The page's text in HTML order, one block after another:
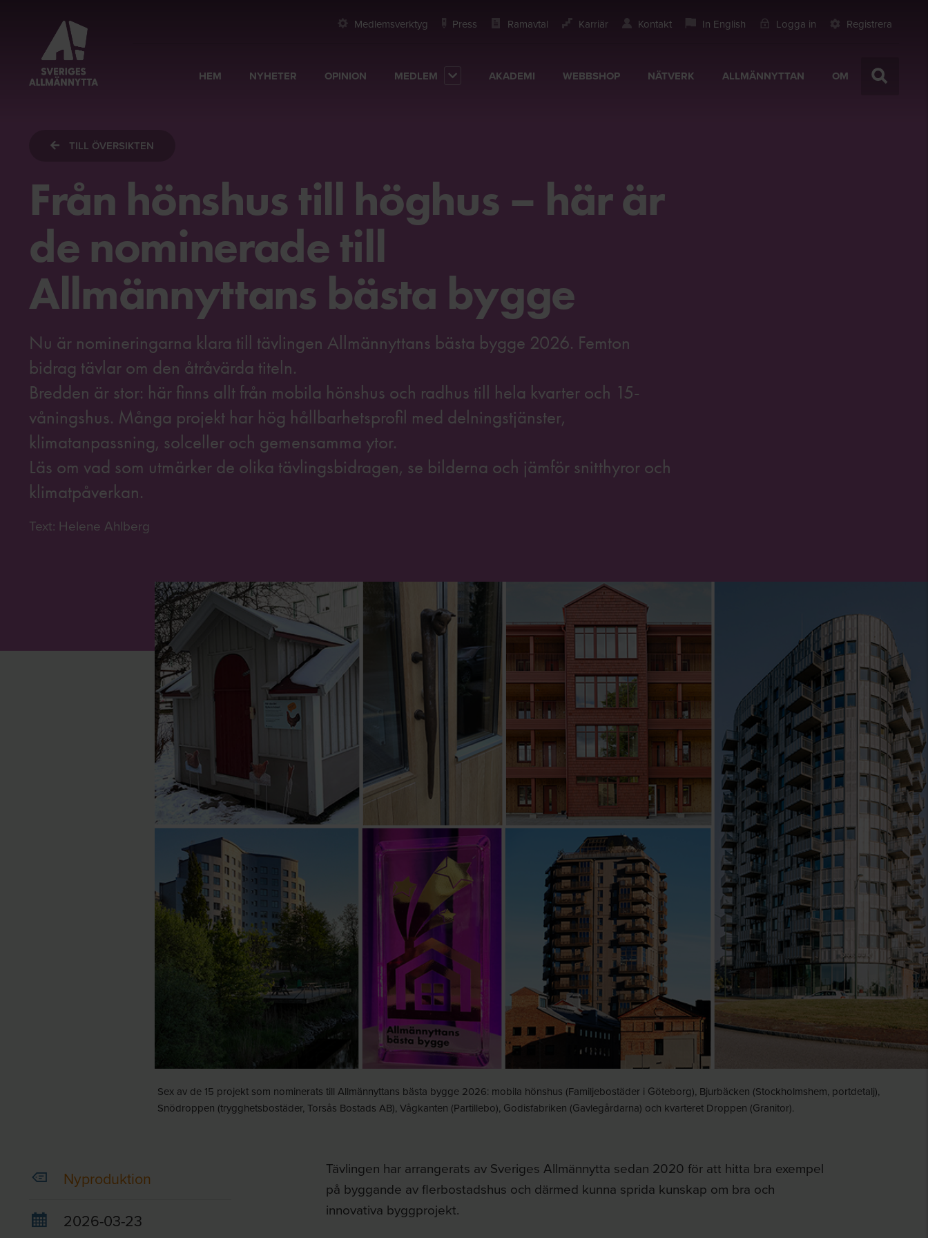
Medlemsverktyg Press Ramavtal Karriär Kontakt In English Logga in Registrera
HEM NYHETER OPINION MEDLEM AKADEMI WEBBSHOP NÄTVERK ALLMÄNNYTTAN OM
TILL ÖVERSIKTEN
Från hönshus till höghus – här är
de nominerade till
Allmännyttans bästa bygge
Nu är nomineringarna klara till tävlingen Allmännyttans bästa bygge 2026. Femton
bidrag tävlar om den åtråvärda titeln.
Bredden är stor: här finns allt från mobila hönshus och radhus till hela kvarter och 15-
våningshus. Många projekt har hög hållbarhetsprofil med delningstjänster,
klimatanpassning, solceller och gemensamma ytor.
Läs om vad som utmärker de olika tävlingsbidragen, se bilderna och jämför snitthyror och
klimatpåverkan.
Text: Helene Ahlberg
Sex av de 15 projekt som nominerats till Allmännyttans bästa bygge 2026: mobila hönshus (Familjebostäder i Göteborg), Bjurbäcken (Stockholmshem, portdetalj),
Snödroppen (trygghetsbostäder, Torsås Bostads AB), Vågkanten (Partillebo), Godisfabriken (Gavlegårdarna) och kvarteret Droppen (Granitor).
Nyproduktion
2026-03-23
Tävlingen har arrangerats av Sveriges Allmännytta sedan 2020 för att hitta bra exempel
på byggande av flerbostadshus och därmed kunna sprida kunskap om bra och
innovativa byggprojekt.